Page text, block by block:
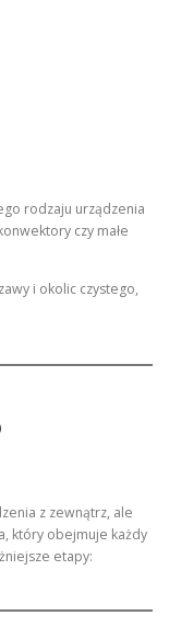
rodzaju urządzenia
czy małe
i okolic czystego,
z zewnątrz, ale
który obejmuje każdy
etapy: